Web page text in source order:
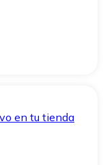
en tu tienda